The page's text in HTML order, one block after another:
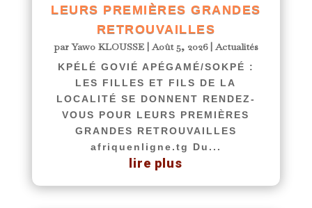
LEURS PREMIÈRES GRANDES
RETROUVAILLES
parYawo KLOUSSE|Août 5, 2026|Actualités
KPÉLÉ GOVIÉ APÉGAMÉ/SOKPÉ :
LES FILLES ET FILS DE LA
LOCALITÉ SE DONNENT RENDEZ-
VOUS POUR LEURS PREMIÈRES
GRANDES RETROUVAILLES
afriquenligne.tg Du...
lire plus